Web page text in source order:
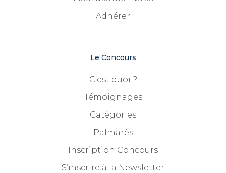
Adhérer
Le Concours
C’est quoi ?
Témoignages
Catégories
Palmarès
Inscription Concours
S’inscrire à la Newsletter